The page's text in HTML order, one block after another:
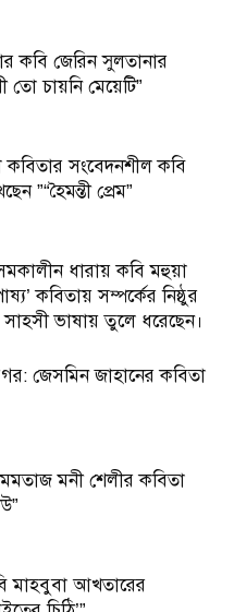
কবি জেরিন সুলতানার
তো চায়নি মেয়েটি”
কবিতার সংবেদনশীল কবি
”“হৈমন্তী প্রেম”
ধারায় কবি মহুয়া
কবিতায় সম্পর্কের নিষ্ঠুর
সাহসী ভাষায় তুলে ধরেছেন।
জেসমিন জাহানের কবিতা
মনী শেলীর কবিতা
মাহবুবা আখতারের